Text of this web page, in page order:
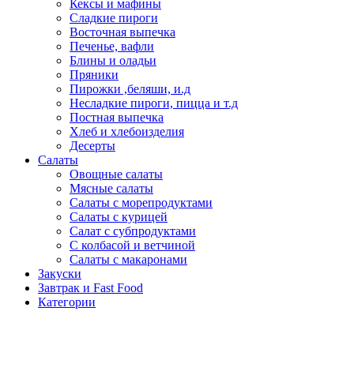
Кексы и мафины
Сладкие пироги
Восточная выпечка
Печенье, вафли
Блины и оладьи
Пряники
Пирожки ,беляши, и.д
Несладкие пироги, пицца и т.д
Постная выпечка
Хлеб и хлебоизделия
Десерты
Салаты
Овощные салаты
Мясные салаты
Салаты с морепродуктами
Салаты с курицей
Салат с субпродуктами
С колбасой и ветчиной
Салаты с макаронами
Закуски
Завтрак и Fast Food
Категории